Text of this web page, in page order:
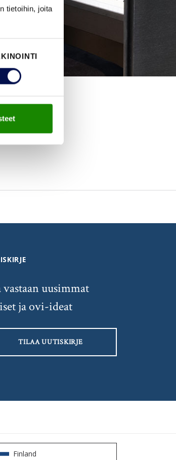
tietoihin, joita
vastaan uusimmat
ja ovi-ideat
TILAA UUTISKIRJE
Finland